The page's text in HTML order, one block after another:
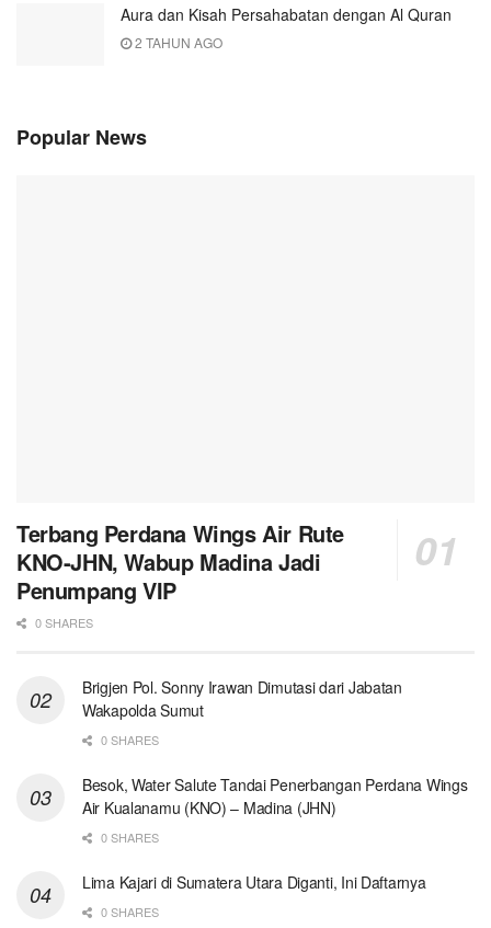
Aura dan Kisah Persahabatan dengan Al Quran
2 TAHUN AGO
Popular News
Terbang Perdana Wings Air Rute
KNO-JHN, Wabup Madina Jadi
Penumpang VIP
0 SHARES
Brigjen Pol. Sonny Irawan Dimutasi dari Jabatan
Wakapolda Sumut
0 SHARES
Besok, Water Salute Tandai Penerbangan Perdana Wings
Air Kualanamu (KNO) – Madina (JHN)
0 SHARES
Lima Kajari di Sumatera Utara Diganti, Ini Daftarnya
0 SHARES